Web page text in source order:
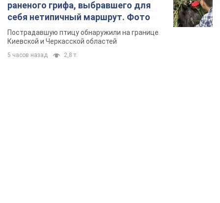
раненого грифа, выбравшего для
себя нетипичный маршрут. Фото
Пострадавшую птицу обнаружили на границе
Киевской и Черкасской областей
5 часов назад 2,8 т.